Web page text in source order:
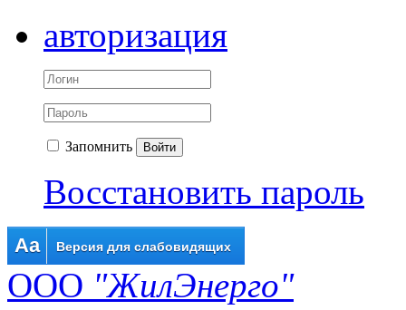
авторизация
Запомнить Войти
Восстановить пароль
Aa Версия для слабовидящих
ООО "ЖилЭнерго"